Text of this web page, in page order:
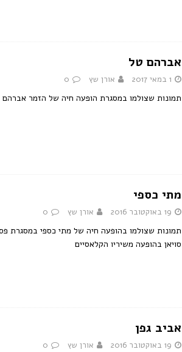
אברהם טל
1 במאי 2017 אורן שץ 0
תמונות שצולמו במסגרת הופעה חיה של הזמר אברהם טל
מתי כספי
19 באוקטובר 2016 אורן שץ 0
סויאן בהופעה משיריו הקלאסיים
אביב גפן
19 באוקטובר 2016 אורן שץ 0